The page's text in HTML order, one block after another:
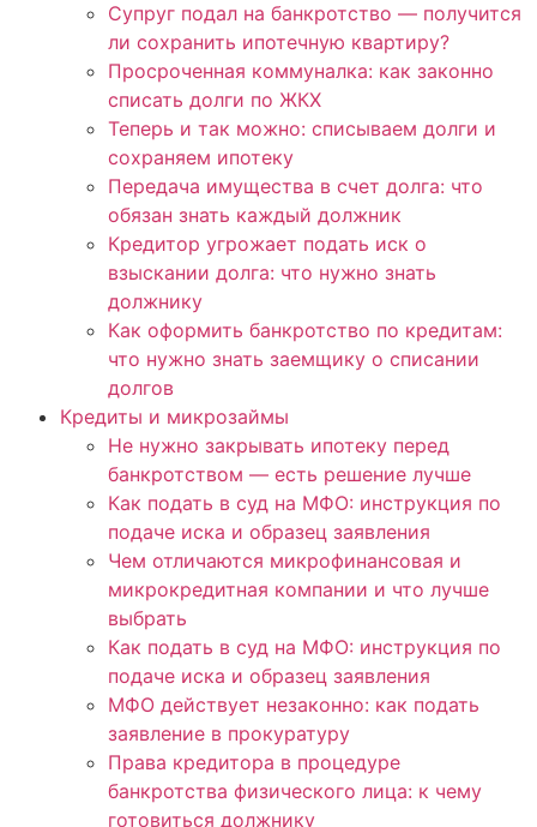
Супруг подал на банкротство — получится
ли сохранить ипотечную квартиру?
Просроченная коммуналка: как законно
списать долги по ЖКХ
Теперь и так можно: списываем долги и
сохраняем ипотеку
Передача имущества в счет долга: что
обязан знать каждый должник
Кредитор угрожает подать иск о
взыскании долга: что нужно знать
должнику
Как оформить банкротство по кредитам:
что нужно знать заемщику о списании
долгов
Кредиты и микрозаймы
Не нужно закрывать ипотеку перед
банкротством — есть решение лучше
Как подать в суд на МФО: инструкция по
подаче иска и образец заявления
Чем отличаются микрофинансовая и
микрокредитная компании и что лучше
выбрать
Как подать в суд на МФО: инструкция по
подаче иска и образец заявления
МФО действует незаконно: как подать
заявление в прокуратуру
Права кредитора в процедуре
банкротства физического лица: к чему
готовиться должнику